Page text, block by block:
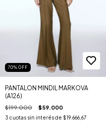
70% OFF
PANTALON MINDIL MARKOVA
(A126)
$199.000 $59.000
3 cuotas sin interés de $19.666,67